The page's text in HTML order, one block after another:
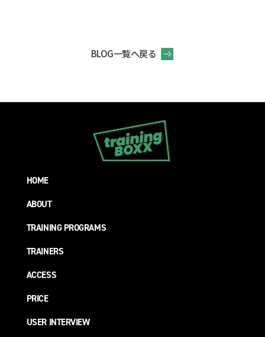
BLOG一覧へ戻る
HOME
ABOUT
TRAINING PROGRAMS
TRAINERS
ACCESS
PRICE
USER INTERVIEW